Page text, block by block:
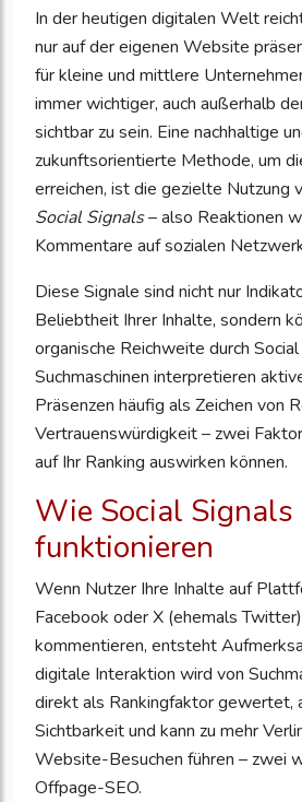
In der heutigen digitalen Welt
nur auf der eigenen Website
für kleine und mittlere
immer wichtiger, auch außerhalb
sichtbar zu sein. Eine nachhaltige
zukunftsorientierte Methode, um
erreichen, ist die gezielte Nutzung
Social Signals– also Reaktionen
Kommentare auf sozialen
Diese Signale sind nicht nur
Beliebtheit Ihrer Inhalte, sondern
organische Reichweite durch
Suchmaschinen interpretieren
Präsenzen häufig als Zeichen von
Vertrauenswürdigkeit – zwei
auf Ihr Ranking auswirken können.
Wie Social Signals
funktionieren
Wenn Nutzer Ihre Inhalte auf
Facebook oder X (ehemals
kommentieren, entsteht
digitale Interaktion wird von
direkt als Rankingfaktor gewertet,
Sichtbarkeit und kann zu mehr
Website-Besuchen führen – zwei
Offpage-SEO.